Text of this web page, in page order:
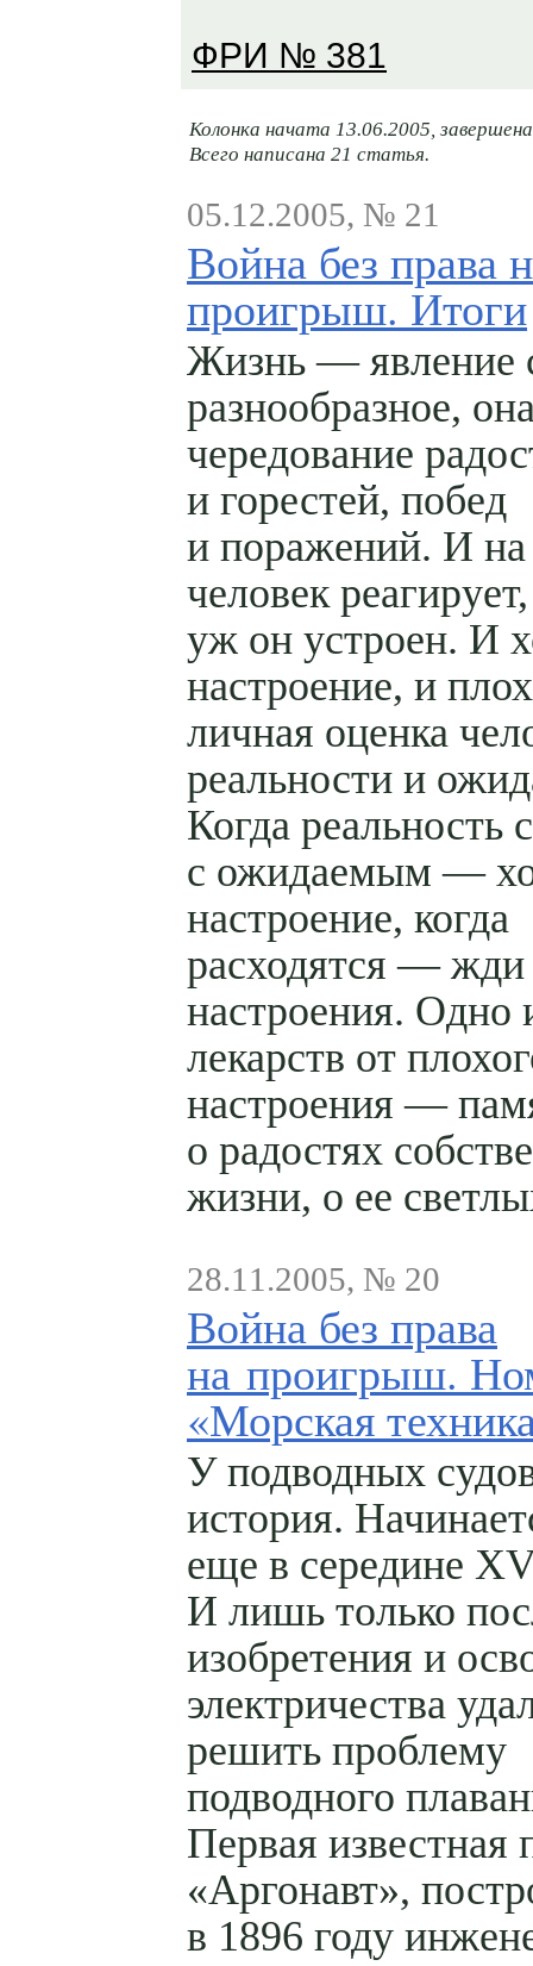
ФРИ № 381
Колонка начата 13.06.2005,
Всего написана 21 статья.
05.12.2005, № 21
Война без права
проигрыш. Итоги
Жизнь — явление
разнообразное,
чередование
и горестей, побед
и поражений. И на
человек
уж он устроен. И
настроение, и
личная оценка
реальности и
Когда реальность
с ожидаемым —
настроение, когда
расходятся — жди
настроения. Одно
лекарств от
настроения —
о радостях
жизни, о ее
28.11.2005, № 20
Война без права
на проигрыш.
«Морская
У подводных
история.
еще в середине
И лишь только
изобретения и
электричества
решить проблему
подводного
Первая известная
«Аргонавт»,
в 1896 году